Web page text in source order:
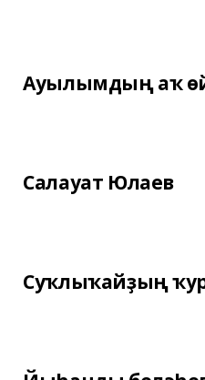
Ауылымдың аҡ
Салауат Юлаев
Суҡлыҡайҙың